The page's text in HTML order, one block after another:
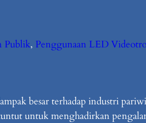
Publik, Penggunaan LED
besar terhadap industri
untuk menghadirkan